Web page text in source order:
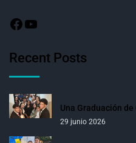
Recent Posts
Una Graduación de
29 junio 2026